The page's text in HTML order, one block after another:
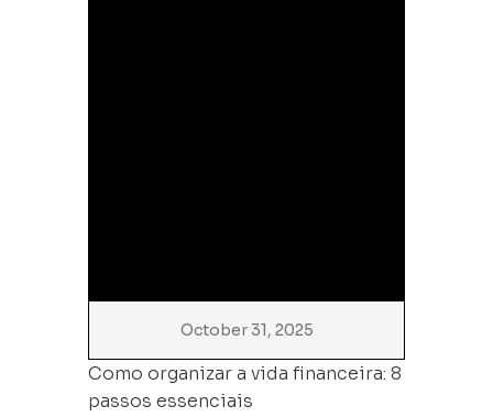
October 31, 2025
Como organizar a vida financeira: 8
passos essenciais